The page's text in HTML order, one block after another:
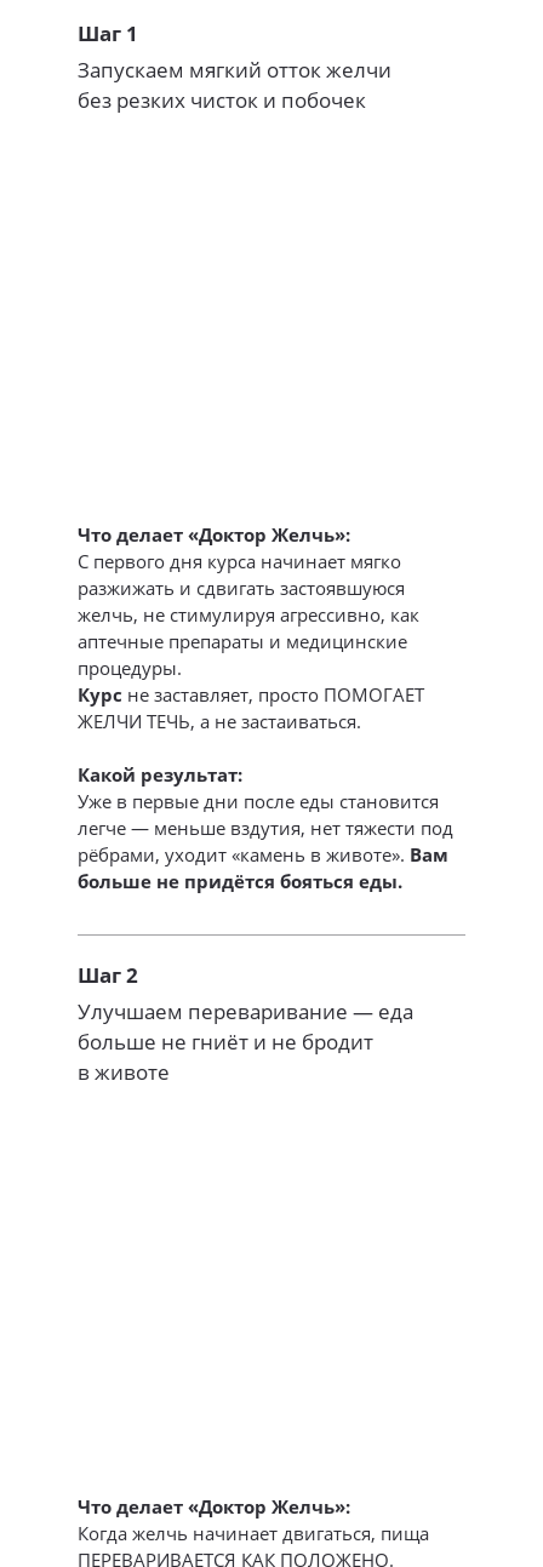
Шаг 1
Запускаем мягкий отток желчи
без резких чисток и побочек
Что делает «Доктор Желчь»:
С первого дня курса начинает мягко
разжижать и сдвигать застоявшуюся
желчь, не стимулируя агрессивно, как
аптечные препараты и медицинские
процедуры.
Курс не заставляет, просто ПОМОГАЕТ
ЖЕЛЧИ ТЕЧЬ, а не застаиваться.
Какой результат:
Уже в первые дни после еды становится
легче — меньше вздутия, нет тяжести под
рёбрами, уходит «камень в животе». Вам
больше не придётся бояться еды.
Шаг 2
Улучшаем переваривание — еда
больше не гниёт и не бродит
в животе
Что делает «Доктор Желчь»:
Когда желчь начинает двигаться, пища
ПЕРЕВАРИВАЕТСЯ КАК ПОЛОЖЕНО.